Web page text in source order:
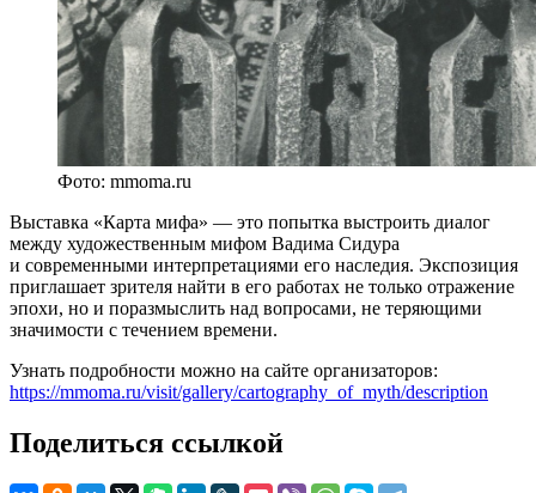
Фото: mmoma.ru
Выставка «Карта мифа» — это попытка выстроить диалог
между художественным мифом Вадима Сидура
и современными интерпретациями его наследия. Экспозиция
приглашает зрителя найти в его работах не только отражение
эпохи, но и поразмыслить над вопросами, не теряющими
значимости с течением времени.
Узнать подробности можно на сайте организаторов:
https://mmoma.ru/visit/gallery/cartography_of_myth/description
Поделиться ссылкой